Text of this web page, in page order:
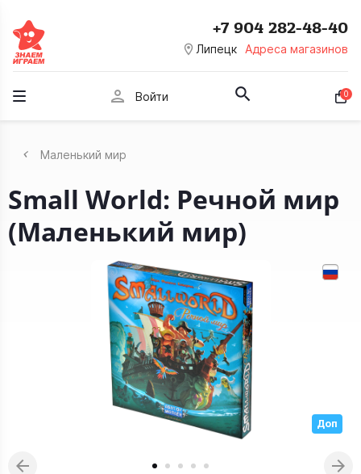
room Липецк Адреса магазинов
+7 904 282-48-40
person Войти 0
Маленький мир
Small World: Речной мир
(Маленький мир)
Доп